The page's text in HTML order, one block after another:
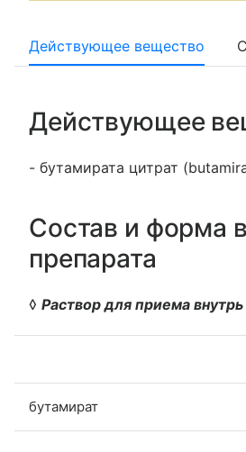
Действующее вещество
Действующее
- бутамирата цитрат
Состав и форма
препарата
◊ Раствор для приема внутрь
бутамират